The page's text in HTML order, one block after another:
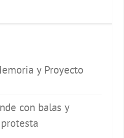
y Proyecto
con balas y